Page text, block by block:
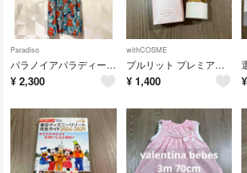
Paradiso
パラノイアパラディーソ 花柄ワンピース ノースリーブ マキシ丈 ロング ブルー水色 Aライン paranoia paradiso
¥ 2,300
withCOSME
プルリット プレミアムナイトラッピングクリーム
¥ 1,400 ¥